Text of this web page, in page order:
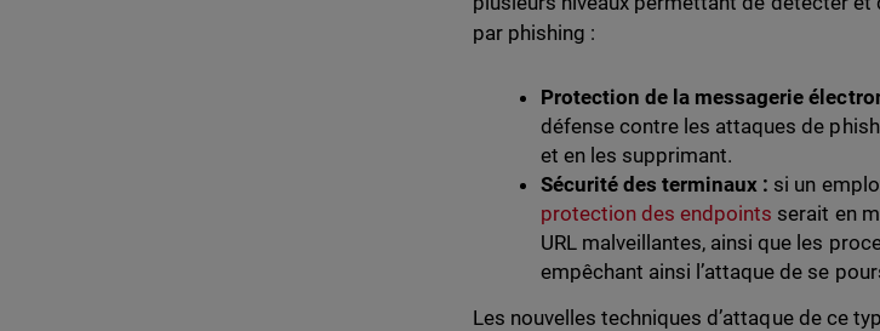
par phishing :
Protection de la messagerie
défense contre les attaques de
et en les supprimant.
Sécurité des terminaux : si un
protection des endpoints serait en
URL malveillantes, ainsi que les
empêchant ainsi l’attaque de se
Les nouvelles techniques d’attaque de ce